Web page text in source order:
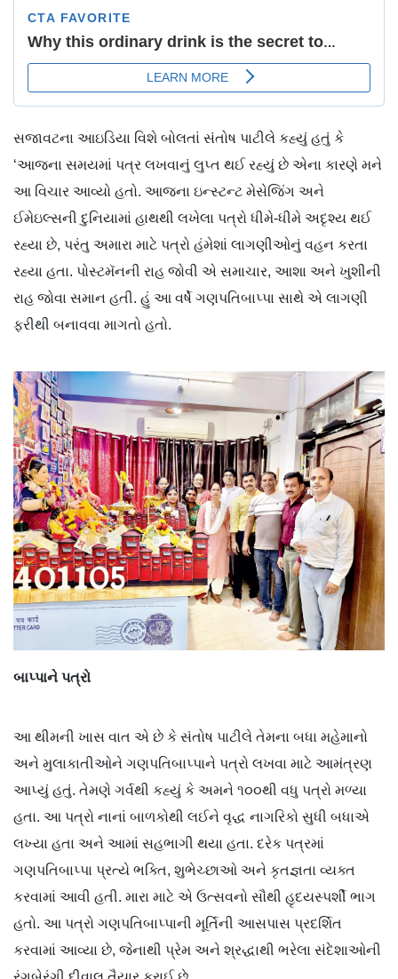
સજાવટના આઇડિયા વિશે બોલતાં સંતોષ પાટીલે કહ્યું હતું કે
‘આજના સમયમાં પત્ર લખવાનું લુપ્ત થઈ રહ્યું છે એના કારણે મને
આ વિચાર આવ્યો હતો. આજના ઇન્સ્ટન્ટ મેસેજિંગ અને
ઈમેઇલ્સની દુનિયામાં હાથથી લખેલા પત્રો ધીમે-ધીમે અદૃશ્ય થઈ
રહ્યા છે, પરંતુ અમારા માટે પત્રો હંમેશાં લાગણીઓનું વહન કરતા
રહ્યા હતા. પોસ્ટમૅનની રાહ જોવી એ સમાચાર, આશા અને ખુશીની
રાહ જોવા સમાન હતી. હું આ વર્ષે ગણપતિબાપ્પા સાથે એ લાગણી
ફરીથી બનાવવા માગતો હતો.
બાપ્પાને પત્રો
આ થીમની ખાસ વાત એ છે કે સંતોષ પાટીલે તેમના બધા મહેમાનો
અને મુલાકાતીઓને ગણપતિબાપ્પાને પત્રો લખવા માટે આમંત્રણ
આપ્યું હતું. તેમણે ગર્વથી કહ્યું કે અમને ૧૦૦થી વધુ પત્રો મળ્યા
હતા. આ પત્રો નાનાં બાળકોથી લઈને વૃદ્ધ નાગરિકો સુધી બધાએ
લખ્યા હતા અને આમાં સહભાગી થયા હતા. દરેક પત્રમાં
ગણપતિબાપ્પા પ્રત્યે ભક્તિ, શુભેચ્છાઓ અને કૃતજ્ઞતા વ્યક્ત
કરવામાં આવી હતી. મારા માટે એ ઉત્સવનો સૌથી હૃદયસ્પર્શી ભાગ
હતો. આ પત્રો ગણપતિબાપ્પાની મૂર્તિની આસપાસ પ્રદર્શિત
કરવામાં આવ્યા છે, જેનાથી પ્રેમ અને શ્રદ્ધાથી ભરેલા સંદેશાઓની